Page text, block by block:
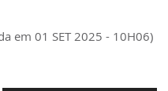
em 01 SET 2025 - 10H06)